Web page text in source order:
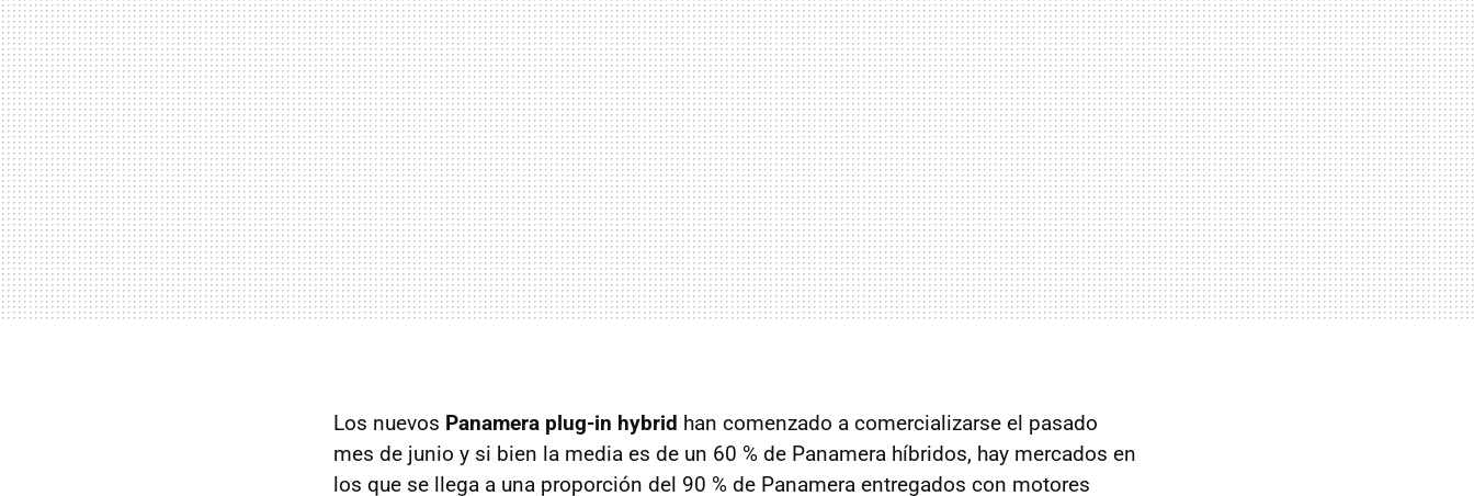
Los nuevos Panamera plug-in hybrid han comenzado a comercializarse el pasado
mes de junio y si bien la media es de un 60 % de Panamera híbridos, hay mercados en
los que se llega a una proporción del 90 % de Panamera entregados con motores